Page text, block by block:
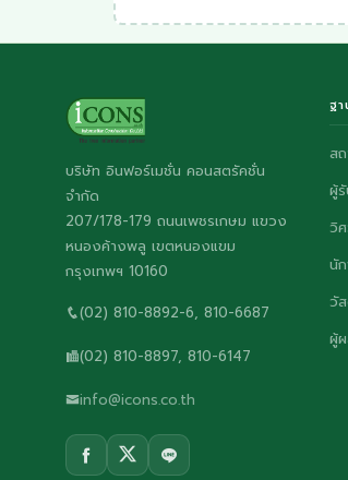
บริษัท อินฟอร์เมชั่น คอนสตรัคชั่น
จำกัด
207/178-179 ถนนเพชรเกษม แขวง
หนองค้างพลู เขตหนองแขม
กรุงเทพฯ 10160
(02) 810-8892-6, 810-6687
(02) 810-8897, 810-6147
info@icons.co.th
ฐ
ส
ผู้
วิ
นั
วั
ผู้